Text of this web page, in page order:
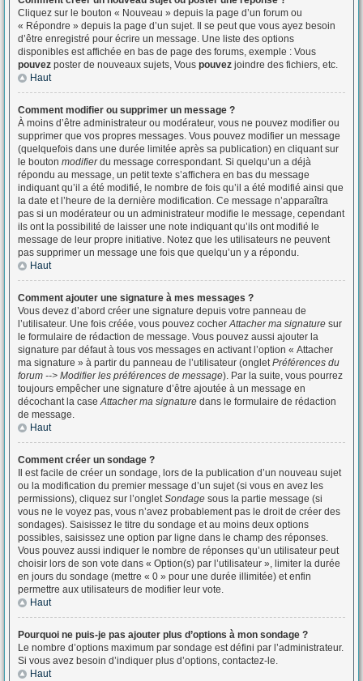
Cliquez sur le bouton « Nouveau » depuis la page d’un forum ou
« Répondre » depuis la page d’un sujet. Il se peut que vous ayez besoin
d’être enregistré pour écrire un message. Une liste des options
disponibles est affichée en bas de page des forums, exemple : Vous
pouvez poster de nouveaux sujets, Vous pouvez joindre des fichiers, etc.
Haut
Comment modifier ou supprimer un message ?
À moins d’être administrateur ou modérateur, vous ne pouvez modifier ou
supprimer que vos propres messages. Vous pouvez modifier un message
(quelquefois dans une durée limitée après sa publication) en cliquant sur
le bouton modifierdu message correspondant. Si quelqu’un a déjà
répondu au message, un petit texte s’affichera en bas du message
indiquant qu’il a été modifié, le nombre de fois qu’il a été modifié ainsi que
la date et l’heure de la dernière modification. Ce message n’apparaîtra
pas si un modérateur ou un administrateur modifie le message, cependant
ils ont la possibilité de laisser une note indiquant qu’ils ont modifié le
message de leur propre initiative. Notez que les utilisateurs ne peuvent
pas supprimer un message une fois que quelqu’un y a répondu.
Haut
Comment ajouter une signature à mes messages ?
Vous devez d’abord créer une signature depuis votre panneau de
l’utilisateur. Une fois créée, vous pouvez cocherAttacher ma signature sur
le formulaire de rédaction de message. Vous pouvez aussi ajouter la
signature par défaut à tous vos messages en activant l’option « Attacher
ma signature » à partir du panneau de l’utilisateur (ongletPréférences du
forum --> Modifier les préférences de message). Par la suite, vous pourrez
toujours empêcher une signature d’être ajoutée à un message en
décochant la caseAttacher ma signature dans le formulaire de rédaction
de message.
Haut
Comment créer un sondage ?
Il est facile de créer un sondage, lors de la publication d’un nouveau sujet
ou la modification du premier message d’un sujet (si vous en avez les
permissions), cliquez sur l’ongletSondage sous la partie message (si
vous ne le voyez pas, vous n’avez probablement pas le droit de créer des
sondages). Saisissez le titre du sondage et au moins deux options
possibles, saisissez une option par ligne dans le champ des réponses.
Vous pouvez aussi indiquer le nombre de réponses qu’un utilisateur peut
choisir lors de son vote dans « Option(s) par l’utilisateur », limiter la durée
en jours du sondage (mettre « 0 » pour une durée illimitée) et enfin
permettre aux utilisateurs de modifier leur vote.
Haut
Pourquoi ne puis-je pas ajouter plus d’options à mon sondage ?
Le nombre d’options maximum par sondage est défini par l’administrateur.
Si vous avez besoin d’indiquer plus d’options, contactez-le.
Haut